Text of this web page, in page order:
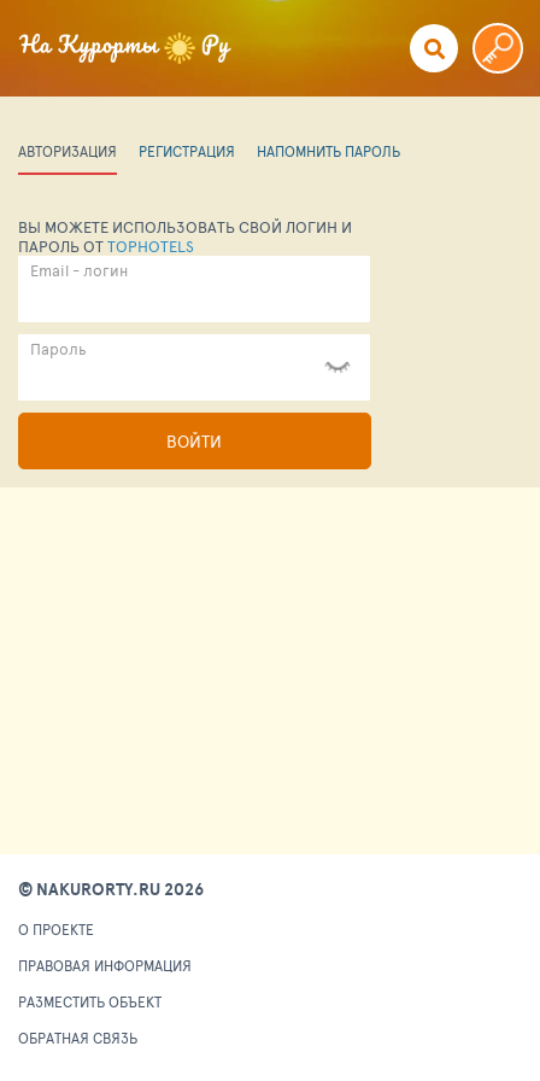
АВТОРИЗАЦИЯ РЕГИСТРАЦИЯ НАПОМНИТЬ ПАРОЛЬ
ВЫ МОЖЕТЕ ИСПОЛЬЗОВАТЬ СВОЙ ЛОГИН И
ПАРОЛЬ ОТTOPHOTELS
Email - логин
Пароль
ВОЙТИ
© NAKURORTY.RU 2026
О ПРОЕКТЕ
ПРАВОВАЯ ИНФОРМАЦИЯ
РАЗМЕСТИТЬ ОБЪЕКТ
ОБРАТНАЯ СВЯЗЬ